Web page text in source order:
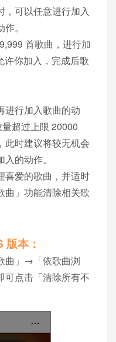
，可以任意进行加入
。
首歌曲，进行加
许你加入，完成后歌
进行加入歌曲的动
超过上限 20000
此时建议将较无机会
的动作。
喜爱的歌曲，并适时
曲」功能清除相关歌
本：
曲」→「依歌曲浏
点击「清除所有不